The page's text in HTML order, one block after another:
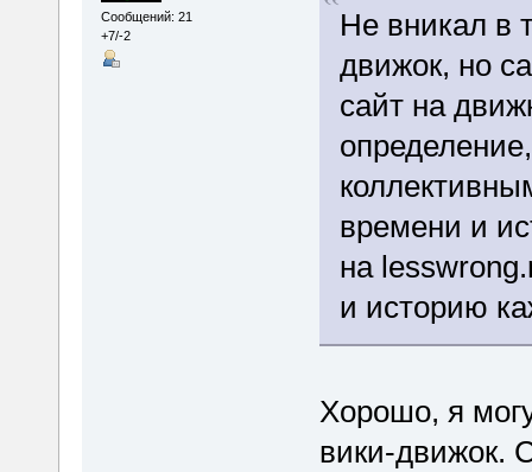
Сообщений: 21
+7/-2
Не вникал в
движок, но
сайт на
времени и
на
и историю
Хорошо, я
вики-движок.